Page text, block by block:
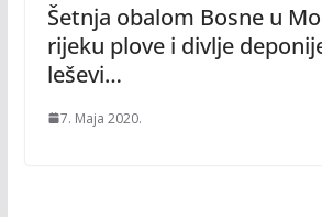
Šetnja obalom Bosne u
rijeku plove i divlje
leševi…
7. Maja 2020.